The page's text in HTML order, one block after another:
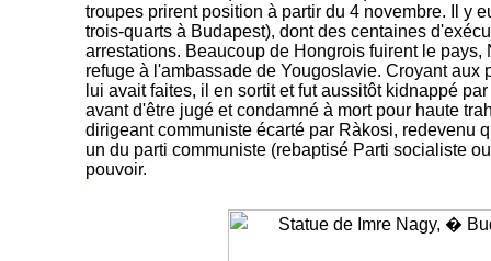
troupes prirent position à partir du 4 novembre. Il y
trois-quarts à Budapest), dont des centaines
arrestations. Beaucoup de Hongrois fuirent le
refuge à l'ambassade de Yougoslavie. Croyant aux
lui avait faites, il en sortit et fut aussitôt kidnappé
avant d'être jugé et condamné à mort pour haute
dirigeant communiste écarté par Ràkosi, redevenu
un du parti communiste (rebaptisé Parti socialiste
pouvoir.
-